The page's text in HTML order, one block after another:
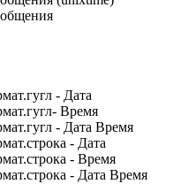
- Дата
Время
- Дата Время
- Дата
- Время
- Дата Время